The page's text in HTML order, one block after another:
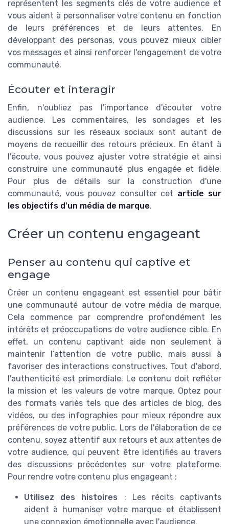
représentent les segments clés de votre audience et
vous aident à personnaliser votre contenu en fonction
de leurs préférences et de leurs attentes. En
développant des personas, vous pouvez mieux cibler
vos messages et ainsi renforcer l'engagement de votre
communauté.
Écouter et interagir
Enfin, n'oubliez pas l'importance d'écouter votre
audience. Les commentaires, les sondages et les
discussions sur les réseaux sociaux sont autant de
moyens de recueillir des retours précieux. En étant à
l'écoute, vous pouvez ajuster votre stratégie et ainsi
construire une communauté plus engagée et fidèle.
Pour plus de détails sur la construction d'une
communauté, vous pouvez consulter cet article sur
les objectifs d'un média de marque.
Créer un contenu engageant
Penser au contenu qui captive et
engage
Créer un contenu engageant est essentiel pour bâtir
une communauté autour de votre média de marque.
Cela commence par comprendre profondément les
intérêts et préoccupations de votre audience cible. En
effet, un contenu captivant aide non seulement à
maintenir l’attention de votre public, mais aussi à
favoriser des interactions constructives. Tout d'abord,
l'authenticité est primordiale. Le contenu doit refléter
la mission et les valeurs de votre marque. Optez pour
des formats variés tels que des articles de blog, des
vidéos, ou des infographies pour mieux répondre aux
préférences de votre public. Lors de l'élaboration de ce
contenu, soyez attentif aux retours et aux attentes de
votre audience, qui peuvent être identifiés au travers
des discussions précédentes sur votre plateforme.
Pour rendre votre contenu plus engageant :
Utilisez des histoires : Les récits captivants
aident à humaniser votre marque et établissent
une connexion émotionnelle avec l'audience.